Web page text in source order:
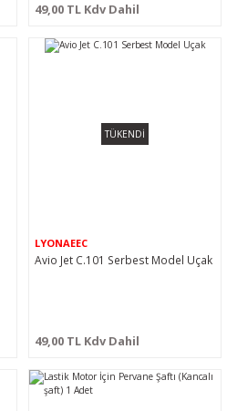
49,00 TL Kdv Dahil
TÜKENDİ
LYONAEEC
Avio Jet C.101 Serbest Model Uçak
49,00 TL Kdv Dahil